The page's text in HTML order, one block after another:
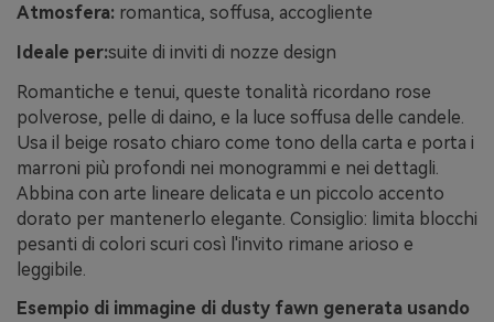
Atmosfera: romantica, soffusa, accogliente
Ideale per:suite di inviti di nozze design
Romantiche e tenui, queste tonalità ricordano rose
polverose, pelle di daino, e la luce soffusa delle candele.
Usa il beige rosato chiaro come tono della carta e porta i
marroni più profondi nei monogrammi e nei dettagli.
Abbina con arte lineare delicata e un piccolo accento
dorato per mantenerlo elegante. Consiglio: limita blocchi
pesanti di colori scuri così l'invito rimane arioso e
leggibile.
Esempio di immagine di dusty fawn generata usando